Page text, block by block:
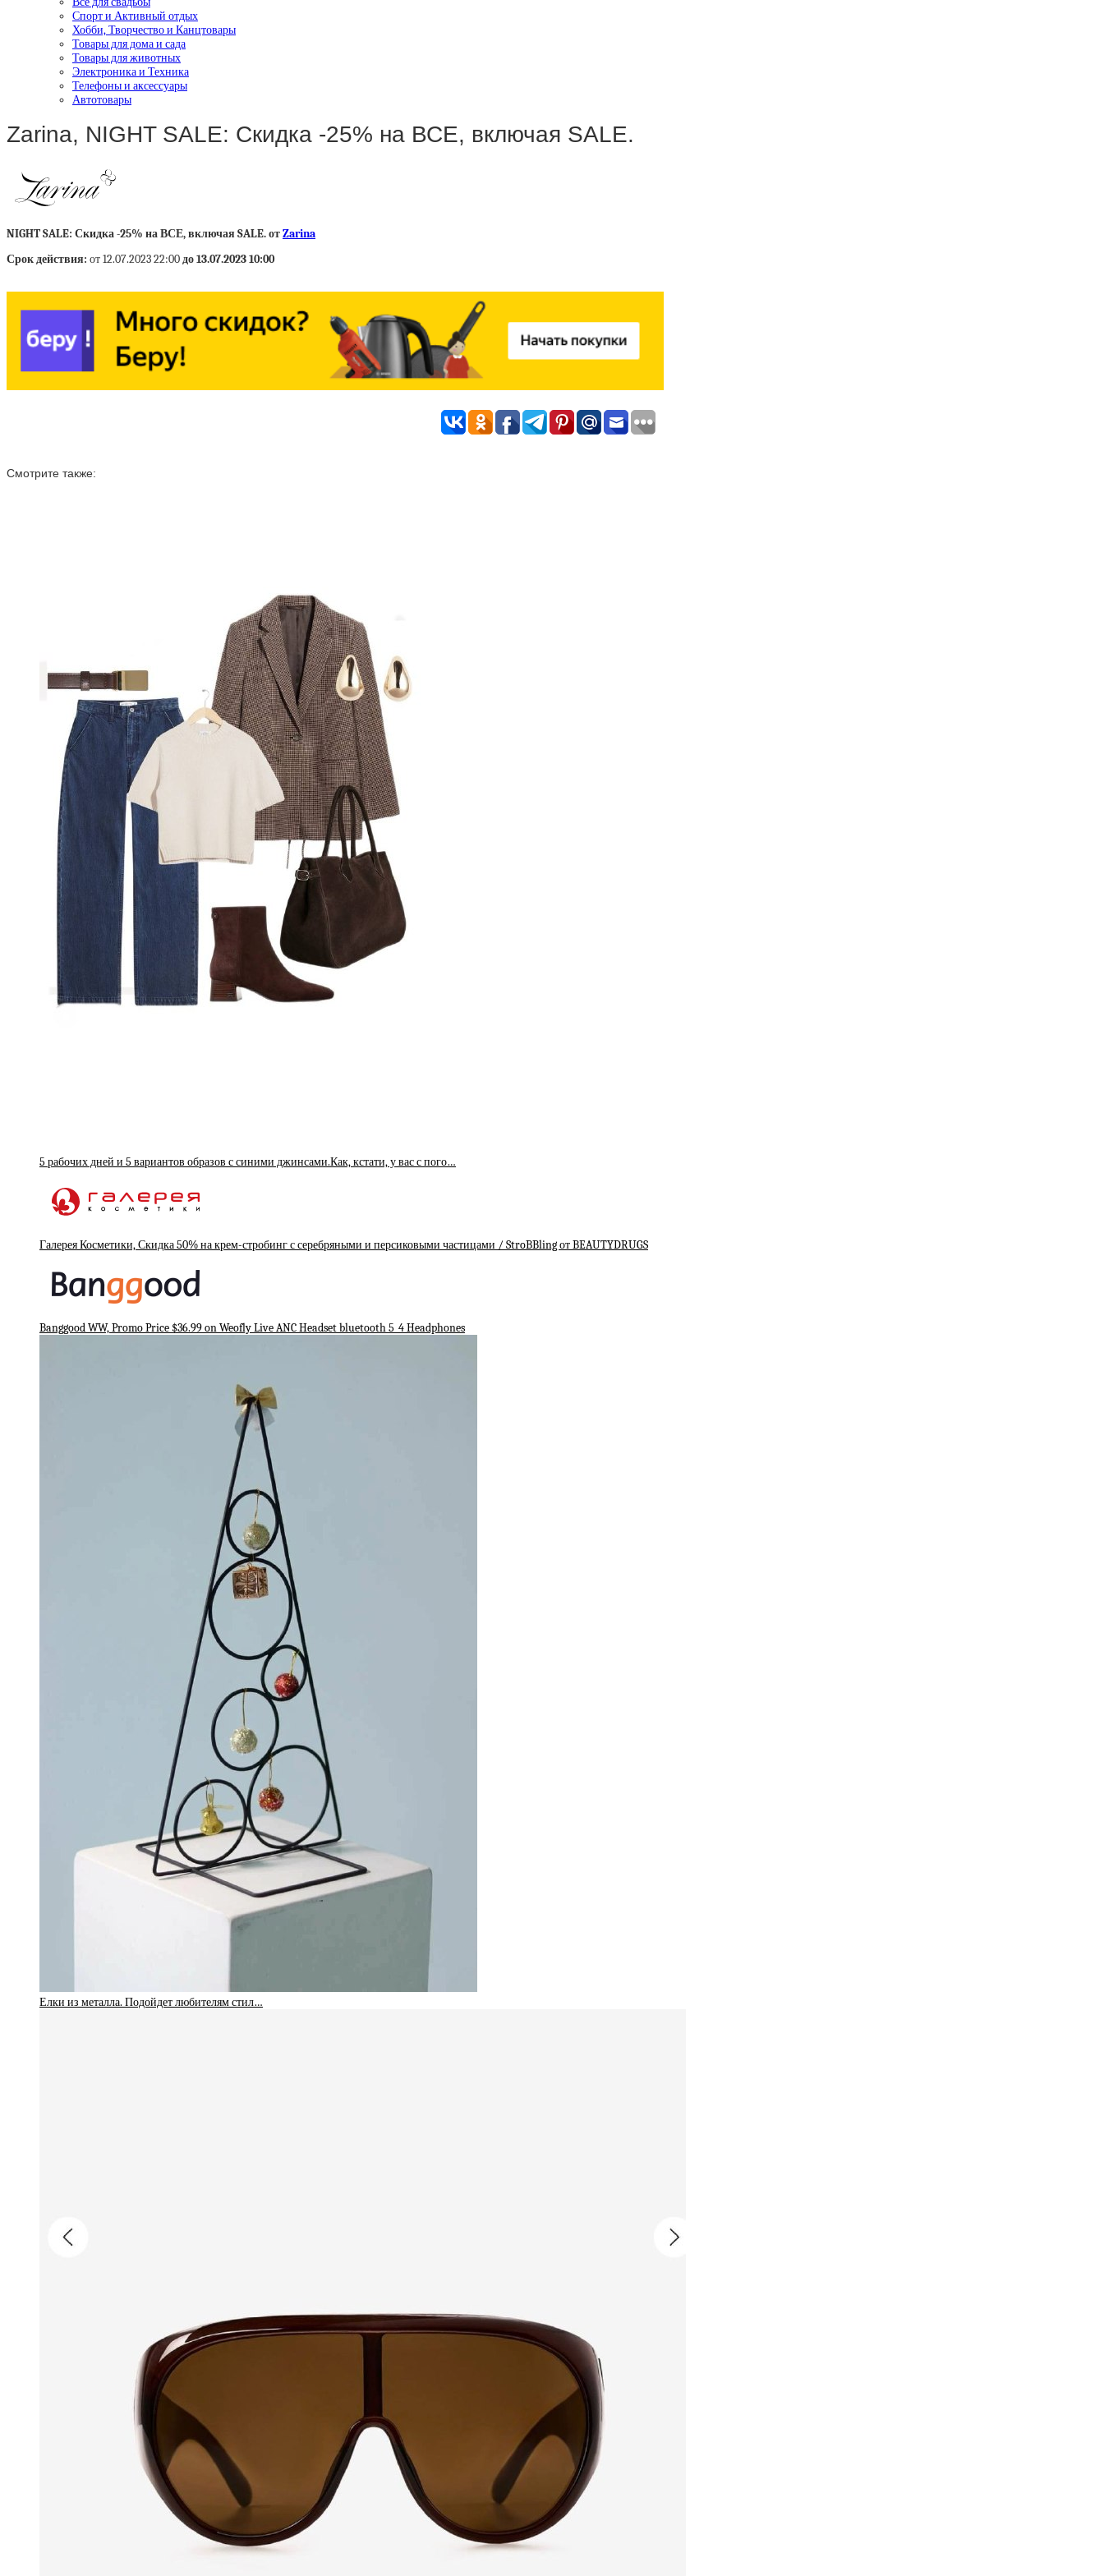
Спорт и Активный отдых
Хобби, Творчество и Канцтовары
Товары для дома и сада
Товары для животных
Электроника и Техника
Телефоны и аксессуары
Автотовары
Zarina, NIGHT SALE: Скидка -25% на ВСЕ, включая SALE.
NIGHT SALE: Скидка -25% на ВСЕ, включая SALE. отZarina
Срок действия: от 12.07.2023 22:00до 13.07.2023 10:00
Смотрите также:
5 рабочих дней и 5 вариантов образов с синими джинсами.Как, кстати, у вас с пого…
Галерея Косметики, Скидка 50% на крем-стробинг с серебряными и персиковыми частицами / StroBBling от BEAUTYDRUGS
Banggood WW, Promo Price $36.99 on Weofly Live ANC Headset bluetooth 5_4 Headphones
Елки из металла. Подойдет любителям стил…